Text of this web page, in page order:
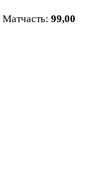
Матчасть: 99,00